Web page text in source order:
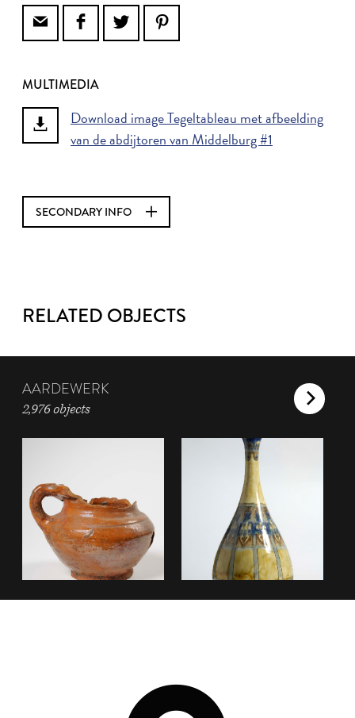
MULTIMEDIA
Download image Tegeltableau met afbeelding
van de abdijtoren van Middelburg #1
SECONDARY INFO
RELATED OBJECTS
AARDEWERK
2,976 objects